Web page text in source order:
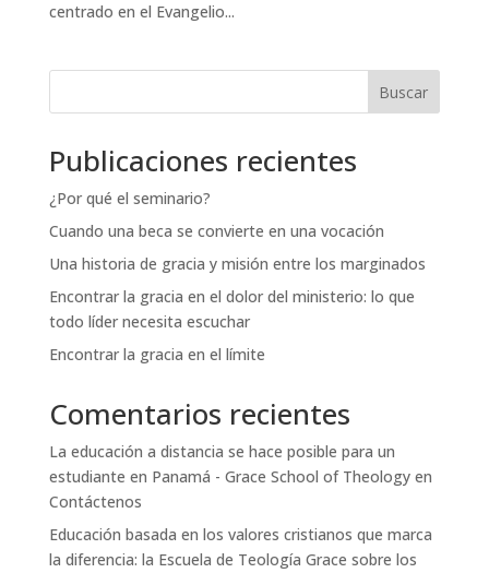
centrado en el Evangelio...
Buscar
Publicaciones recientes
¿Por qué el seminario?
Cuando una beca se convierte en una vocación
Una historia de gracia y misión entre los marginados
Encontrar la gracia en el dolor del ministerio: lo que
todo líder necesita escuchar
Encontrar la gracia en el límite
Comentarios recientes
La educación a distancia se hace posible para un
estudiante en Panamá - Grace School of Theologyen
Contáctenos
Educación basada en los valores cristianos que marca
la diferencia: la Escuela de Teología Grace sobre los